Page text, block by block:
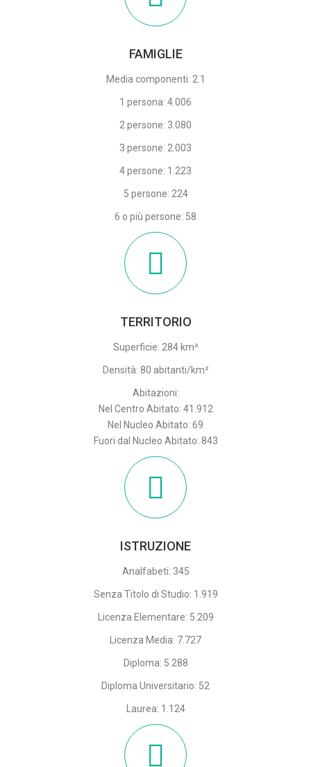
FAMIGLIE
Media componenti: 2.1
1 persona: 4.006
2 persone: 3.080
3 persone: 2.003
4 persone: 1.223
5 persone: 224
6 o più persone: 58
TERRITORIO
Superficie: 284 km²
Densità: 80 abitanti/km²
Abitazioni:
Nel Centro Abitato: 41.912
Nel Nucleo Abitato: 69
Fuori dal Nucleo Abitato: 843
ISTRUZIONE
Analfabeti: 345
Senza Titolo di Studio: 1.919
Licenza Elementare: 5.209
Licenza Media: 7.727
Diploma: 5.288
Diploma Universitario: 52
Laurea: 1.124